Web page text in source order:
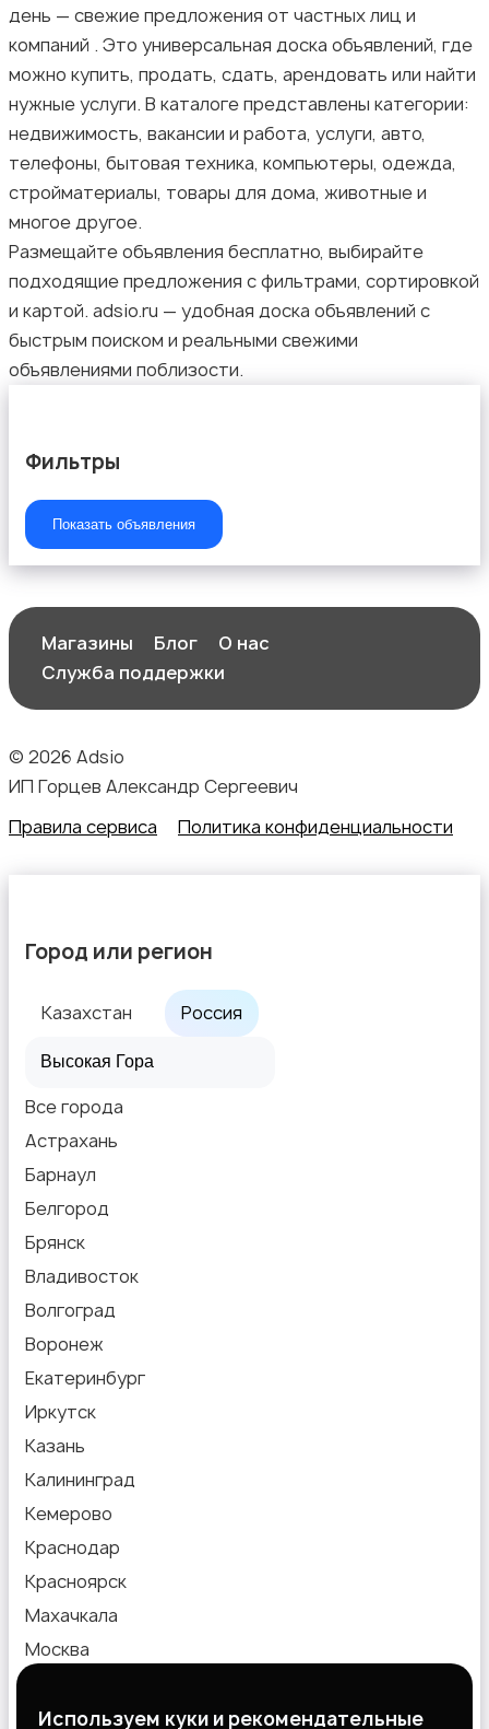
день — свежие предложения от частных лиц и
компаний . Это универсальная доска объявлений, где
можно купить, продать, сдать, арендовать или найти
нужные услуги. В каталоге представлены категории:
недвижимость, вакансии и работа, услуги, авто,
телефоны, бытовая техника, компьютеры, одежда,
стройматериалы, товары для дома, животные и
многое другое.
Размещайте объявления бесплатно, выбирайте
подходящие предложения с фильтрами, сортировкой
и картой. adsio.ru — удобная доска объявлений с
быстрым поиском и реальными свежими
объявлениями поблизости.
Фильтры
Показать объявления
Магазины Блог
О нас
Служба поддержки
© 2026 Adsio
ИП Горцев Александр Сергеевич
Правила сервиса
Политика конфиденциальности
Используем куки и рекомендательные
Город или регион
Казахстан Россия
Все города
Астрахань
Барнаул
Белгород
Брянск
Владивосток
Волгоград
Воронеж
Екатеринбург
Иркутск
Казань
Калининград
Кемерово
Краснодар
Красноярск
Махачкала
Москва
Новосибирск